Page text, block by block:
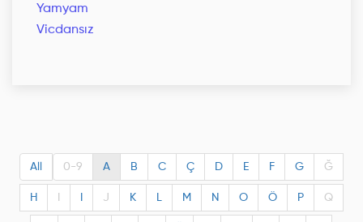
Yamyam
Vicdansız
All 0-9 A B C Ç D E F G Ğ
H J K L M N O Ö P Q